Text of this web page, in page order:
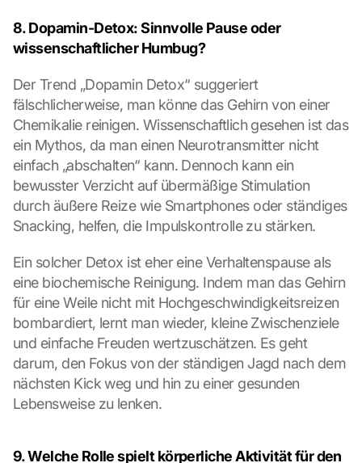
8. Dopamin-Detox: Sinnvolle Pause oder
wissenschaftlicher Humbug?
Der Trend „Dopamin Detox“ suggeriert
fälschlicherweise, man könne das Gehirn von einer
Chemikalie reinigen. Wissenschaftlich gesehen ist das
ein Mythos, da man einen Neurotransmitter nicht
einfach „abschalten“ kann. Dennoch kann ein
bewusster Verzicht auf übermäßige Stimulation
durch äußere Reize wie Smartphones oder ständiges
Snacking, helfen, die Impulskontrolle zu stärken.
Ein solcher Detox ist eher eine Verhaltenspause als
eine biochemische Reinigung. Indem man das Gehirn
für eine Weile nicht mit Hochgeschwindigkeitsreizen
bombardiert, lernt man wieder, kleine Zwischenziele
und einfache Freuden wertzuschätzen. Es geht
darum, den Fokus von der ständigen Jagd nach dem
nächsten Kick weg und hin zu einer gesunden
Lebensweise zu lenken.
9. Welche Rolle spielt körperliche Aktivität für den